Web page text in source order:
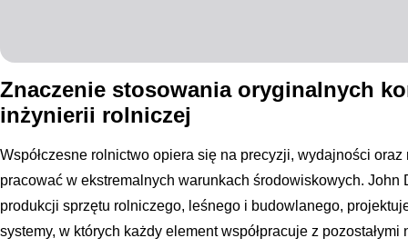
Znaczenie stosowania oryginalnych
inżynierii rolniczej
Współczesne rolnictwo opiera się na precyzji, wydajności
pracować w ekstremalnych warunkach środowiskowych. John
produkcji sprzętu rolniczego, leśnego i budowlanego,
systemy, w których każdy element współpracuje z